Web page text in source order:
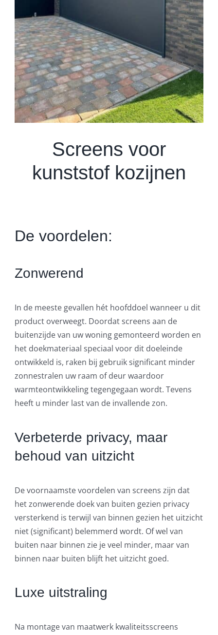
Screens voor
kunststof kozijnen
De voordelen:
Zonwerend
In de meeste gevallen hét hoofddoel wanneer u dit
product overweegt. Doordat screens aan de
buitenzijde van uw woning gemonteerd worden en
het doekmateriaal speciaal voor dit doeleinde
ontwikkeld is, raken bij gebruik significant minder
zonnestralen uw raam of deur waardoor
warmteontwikkeling tegengegaan wordt. Tevens
heeft u minder last van de invallende zon.
Verbeterde privacy, maar
behoud van uitzicht
De voornaamste voordelen van screens zijn dat
het zonwerende doek van buiten gezien privacy
versterkend is terwijl van binnen gezien het uitzicht
niet (significant) belemmerd wordt. Of wel van
buiten naar binnen zie je veel minder, maar van
binnen naar buiten blijft het uitzicht goed.
Luxe uitstraling
Na montage van maatwerk kwaliteitsscreens